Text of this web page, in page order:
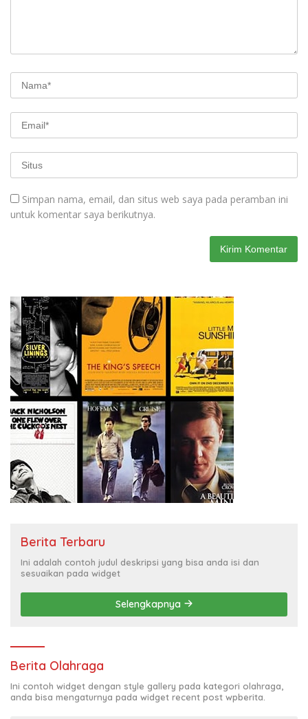
Simpan nama, email, dan situs web saya pada peramban ini
untuk komentar saya berikutnya.
Berita Terbaru
Ini adalah contoh judul deskripsi yang bisa anda isi dan
sesuaikan pada widget
Selengkapnya
Berita Olahraga
Ini contoh widget dengan style gallery pada kategori olahraga,
anda bisa mengaturnya pada widget recent post wpberita.